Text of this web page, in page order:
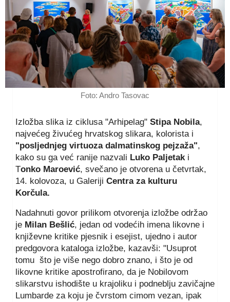
Foto: Andro Tasovac
Izložba slika iz ciklusa "Arhipelag" Stipa Nobila,
najvećeg živućeg hrvatskog slikara, kolorista i
"posljednjeg virtuoza dalmatinskog pejzaža",
kako su ga već ranije nazvali Luko Paljetaki
Tonko Maroević, svečano je otvorena u četvrtak,
14. kolovoza, u Galeriji Centra za kulturu
Korčula.
Nadahnuti govor prilikom otvorenja izložbe održao
je Milan Bešlić, jedan od vodećih imena likovne i
književne kritike pjesnik i esejist, ujedno i autor
predgovora kataloga izložbe, kazavši: "Usuprot
tomu što je više nego dobro znano, i što je od
likovne kritike apostrofirano, da je Nobilovom
slikarstvu ishodište u krajoliku i podneblju zavičajne
Lumbarde za koju je čvrstom cimom vezan, ipak